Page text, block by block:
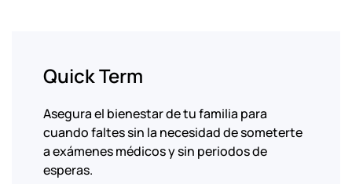
Quick Term
Asegura el bienestar de tu familia para
cuando faltes sin la necesidad de someterte
a exámenes médicos y sin periodos de
esperas.